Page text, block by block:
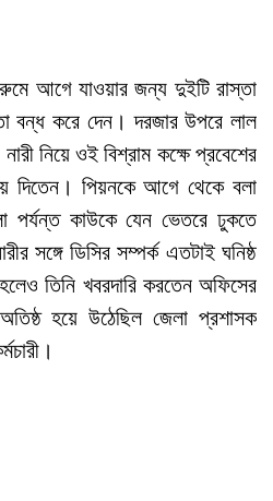
রুমে আগে যাওয়ার জন্য দুইটি রাস্তা
বন্ধ করে দেন। দরজার উপরে লাল
নিয়ে ওই বিশ্রাম কক্ষে প্রবেশের
দিতেন। পিয়নকে আগে থেকে বলা
পর্যন্ত কাউকে যেন ভেতরে ঢুকতে
সঙ্গে ডিসির সম্পর্ক এতটাই ঘনিষ্ঠ
তিনি খবরদারি করতেন অফিসের
হয়ে উঠেছিল জেলা প্রশাসক